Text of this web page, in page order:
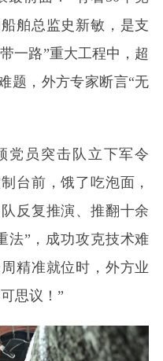
舶总监史新敏，是支
一路”重大工程中，超
题，外方专家断言“无
党员突击队立下军令
台前，饿了吃泡面，
反复推演、推翻十余
法”，成功攻克技术难
精准就位时，外方业
思议！”